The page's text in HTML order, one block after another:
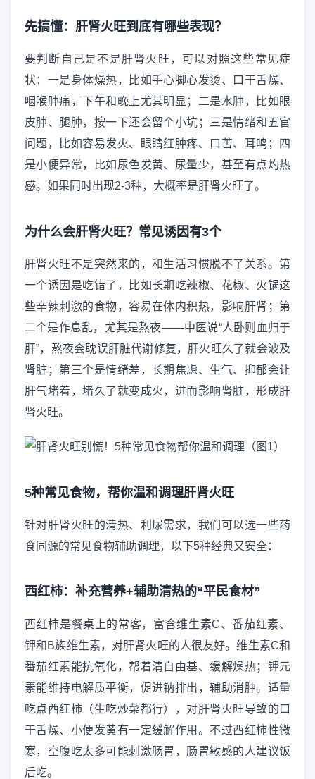
先搞懂：肝肾火旺到底有哪些表现？
要判断自己是不是肝肾火旺，可以对照这些常见症
状：一是身体燥热，比如手心脚心发烫、口干舌燥、
咽喉肿痛，下午和晚上尤其明显；二是水肿，比如眼
皮肿、腿肿，按一下还会留个小坑；三是情绪和五官
问题，比如容易发火、眼睛红肿疼、口苦、耳鸣；四
是小便异常，比如尿色发黄、尿量少，甚至有点灼热
感。如果同时出现2-3种，大概率是肝肾火旺了。
为什么会肝肾火旺？常见诱因有3个
肝肾火旺不是突然来的，和生活习惯脱不了关系。第
一个诱因是吃错了，比如长期吃辣椒、花椒、火锅这
些辛辣刺激的食物，容易在体内积热，影响肝肾；第
二个是作息乱，尤其是熬夜——中医说“人卧则血归于
肝”，熬夜会耽误肝脏代谢修复，肝火旺久了就会波及
肾脏；第三个是情绪差，长期焦虑、生气、抑郁会让
肝气堵着，堵久了就变成火，进而影响肾脏，形成肝
肾火旺。
5种常见食物，帮你温和调理肝肾火旺
针对肝肾火旺的清热、利尿需求，我们可以选一些药
食同源的常见食物辅助调理，以下5种经典又安全：
西红柿：补充营养+辅助清热的“平民食材”
西红柿是餐桌上的常客，富含维生素C、番茄红素、
钾和B族维生素，对肝肾火旺的人很友好。维生素C和
番茄红素能抗氧化，帮着清自由基、缓解燥热；钾元
素能维持电解质平衡，促进钠排出，辅助消肿。适量
吃点西红柿（生吃炒菜都行），对肝肾火旺导致的口
干舌燥、小便发黄有一定缓解作用。不过西红柿性微
寒，空腹吃太多可能刺激肠胃，肠胃敏感的人建议饭
后吃。